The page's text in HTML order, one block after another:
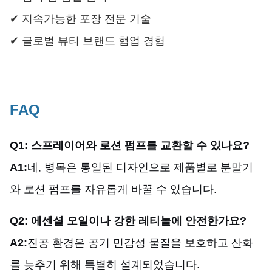
✔ 지속가능한 포장 전문 기술
✔ 글로벌 뷰티 브랜드 협업 경험
FAQ
Q1: 스프레이어와 로션 펌프를 교환할 수 있나요?
A1:네, 병목은 통일된 디자인으로 제품별로 분말기
와 로션 펌프를 자유롭게 바꿀 수 있습니다.
Q2: 에센셜 오일이나 강한 레티놀에 안전한가요?
A2:진공 환경은 공기 민감성 물질을 보호하고 산화
를 늦추기 위해 특별히 설계되었습니다.